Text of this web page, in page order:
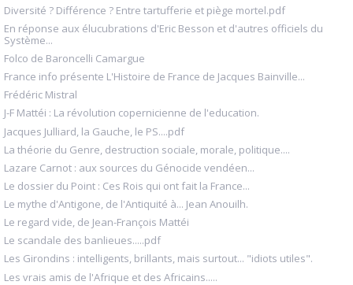
Diversité ? Différence ? Entre tartufferie et piège mortel.pdf
En réponse aux élucubrations d'Eric Besson et d'autres officiels du
Système...
Folco de Baroncelli Camargue
France info présente L'Histoire de France de Jacques Bainville...
Frédéric Mistral
J-F Mattéi : La révolution copernicienne de l'education.
Jacques Julliard, la Gauche, le PS....pdf
La théorie du Genre, destruction sociale, morale, politique....
Lazare Carnot : aux sources du Génocide vendéen...
Le dossier du Point : Ces Rois qui ont fait la France...
Le mythe d'Antigone, de l'Antiquité à... Jean Anouilh.
Le regard vide, de Jean-François Mattéi
Le scandale des banlieues.....pdf
Les Girondins : intelligents, brillants, mais surtout... "idiots utiles".
Les vrais amis de l'Afrique et des Africains.....